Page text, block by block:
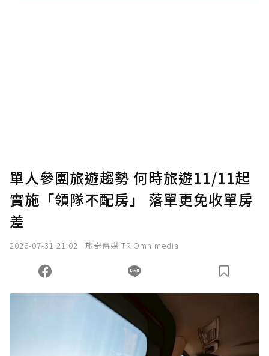
確認送出
您當前剩餘 U 利點數：0點；前往 購買點數
單人參團旅遊趨勢 何時旅遊11/11起
實施「領隊不配房」 落單更免收單房
差
2026-07-31 21:02 旅奇傳媒 TR Omnimedia